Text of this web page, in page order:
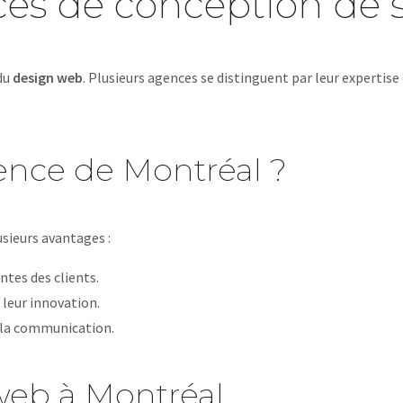
design web. Plusieurs agences se distinguent par leur
de Montréal ?
avantages :
des clients.
innovation.
communication.
à Montréal